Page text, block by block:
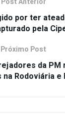
por ter
pela
Próximo Post
da PM
Rodoviária e